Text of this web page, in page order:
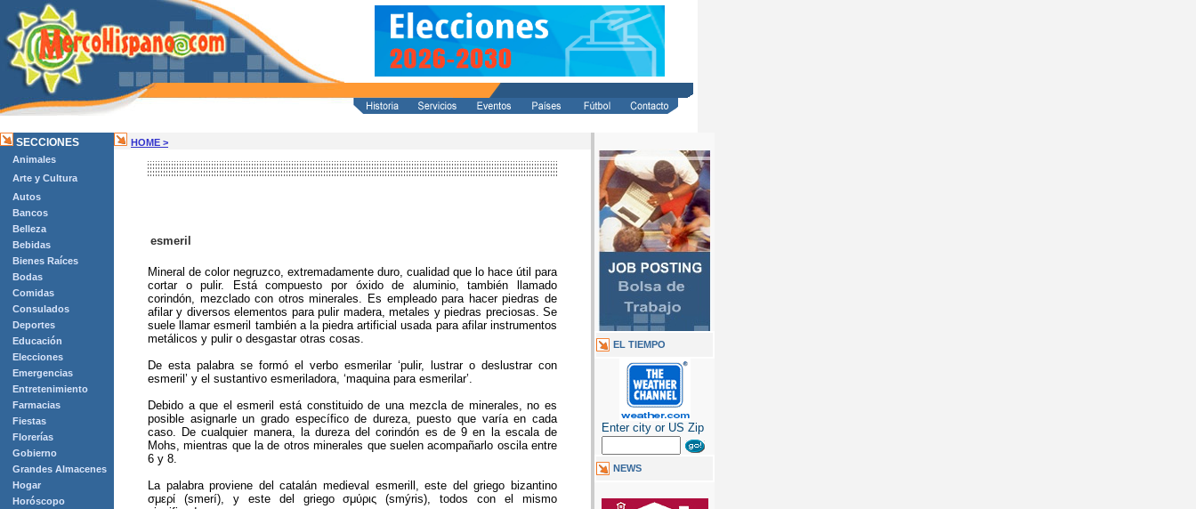
SECCIONES
Animales
Arte y Cultura
Autos
Bancos
Belleza
Bebidas
Bienes Raíces
Bodas
Comidas
Consulados
Deportes
Educación
Elecciones
Emergencias
Entretenimiento
Farmacias
Fiestas
Florerías
Gobierno
Grandes Almacenes
Hogar
Horóscopo
HOME >
esmeril
Mineral de color negruzco, extremadamente duro, cualidad que lo hace útil para
cortar o pulir. Está compuesto por óxido de aluminio, también llamado
corindón, mezclado con otros minerales. Es empleado para hacer piedras de
afilar y diversos elementos para pulir madera, metales y piedras preciosas. Se
suele llamar esmeril también a la piedra artificial usada para afilar instrumentos
metálicos y pulir o desgastar otras cosas.
De esta palabra se formó el verbo esmerilar ‘pulir, lustrar o deslustrar con
esmeril’ y el sustantivo esmeriladora, ‘maquina para esmerilar’.
Debido a que el esmeril está constituido de una mezcla de minerales, no es
posible asignarle un grado específico de dureza, puesto que varía en cada
caso. De cualquier manera, la dureza del corindón es de 9 en la escala de
Mohs, mientras que la de otros minerales que suelen acompañarlo oscila entre
6 y 8.
La palabra proviene del catalán medieval esmerill, este del griego bizantino
σμερί (smerí), y este del griego σμύρις (smýris), todos con el mismo
EL TIEMPO
Enter city or US Zip
NEWS